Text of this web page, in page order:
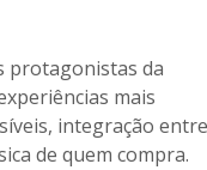
protagonistas da
mais
integração entre
de quem compra.